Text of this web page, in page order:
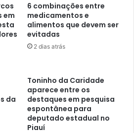
em
6 combinações entre
medicamentos e
alimentos que devem ser
evitadas
2 dias atrás
da
Toninho da Caridade
aparece entre os
destaques em pesquisa
espontânea para
deputado estadual no
Piauí